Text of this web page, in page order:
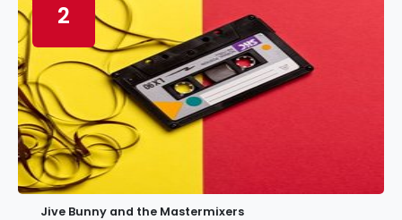
2
Jive Bunny and the Mastermixers